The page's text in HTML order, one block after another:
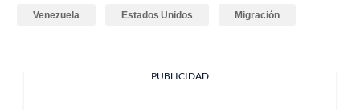
Venezuela Estados Unidos Migración
PUBLICIDAD